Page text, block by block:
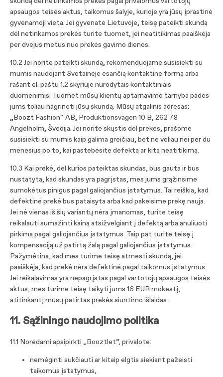
apsaugos teisės aktus, taikomus šalyje, kurioje yra jūsų įprastinė
gyvenamoji vieta. Jei gyvenate Lietuvoje, teisę pateikti skundą
dėl netinkamos prekės turite tuomet, jei neatitikimas paaiškėja
per dvejus metus nuo prekės gavimo dienos.
10.2 Jei norite pateikti skundą, rekomenduojame susisiekti su
mumis naudojant Svetainėje esančią kontaktinę formą arba
rašant el. paštu 1.2 skyriuje nurodytais kontaktiniais
duomenimis. Tuomet mūsų klientų aptarnavimo tarnyba padės
jums toliau nagrinėti jūsų skundą. Mūsų atgalinis adresas:
„Boozt Fashion“ AB, Produktionsvägen 10 B, 262 78
Ängelholm, Švedija. Jei norite skųstis dėl prekės, prašome
susisiekti su mumis kaip galima greičiau, bet ne vėliau nei per du
mėnesius po to, kai pastebėsite defektą ar kitą neatitikimą.
10.3 Kai prekė, dėl kurios pateiktas skundas, bus gauta ir bus
nustatyta, kad skundas yra pagrįstas, mes jums grąžinsime
sumokėtus pinigus pagal galiojančius įstatymus. Tai reiškia, kad
defektinė prekė bus pataisyta arba kad pakeisime prekę nauja.
Jei nė vienas iš šių variantų nėra įmanomas, turite teisę
reikalauti sumažinti kainą atsižvelgiant į defektą arba anuliuoti
pirkimą pagal galiojančius įstatymus. Taip pat turite teisę į
kompensaciją už patirtą žalą pagal galiojančius įstatymus.
Pažymėtina, kad mes turime teisę atmesti skundą, jei
paaiškėja, kad prekė nėra defektinė pagal taikomus įstatymus.
Jei reikalavimas yra nepagrįstas pagal vartotojų apsaugos teisės
aktus, mes turime teisę taikyti jums 16 EUR mokestį,
atitinkantį mūsų patirtas prekės siuntimo išlaidas.
11. Sąžiningo naudojimo politika
11.1 Norėdami apsipirkti „Booztlet“, privalote:
nemėginti sukčiauti ar kitaip elgtis siekiant pažeisti
taikomus įstatymus,